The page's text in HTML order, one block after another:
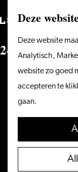
Deze
Deze website
Analytisch,
website zo goed
accepteren te
gaan.
naar
homepage
24 uurin Leid